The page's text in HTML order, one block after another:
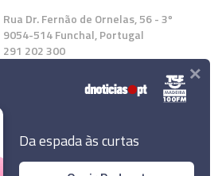
Rua Dr. Fernão de Ornelas, 56 - 3º
9054-514 Funchal, Portugal
291 202 300
Instale a nossa App
Da espada às curtas
×